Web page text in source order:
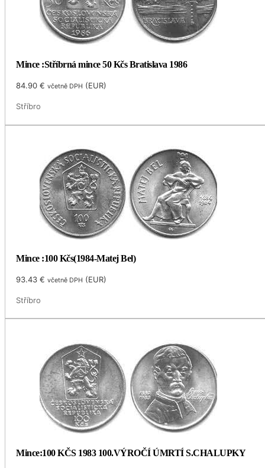
Mince :Stříbrná mince 50 Kčs Bratislava 1986
84.90€ včetně DPH (EUR)
Stříbro
Mince :100 Kčs(1984-Matej Bel)
93.43€ včetně DPH (EUR)
Stříbro
Mince:100 KČS 1983 100.VÝROČÍ ÚMRTÍ S.CHALUPKY